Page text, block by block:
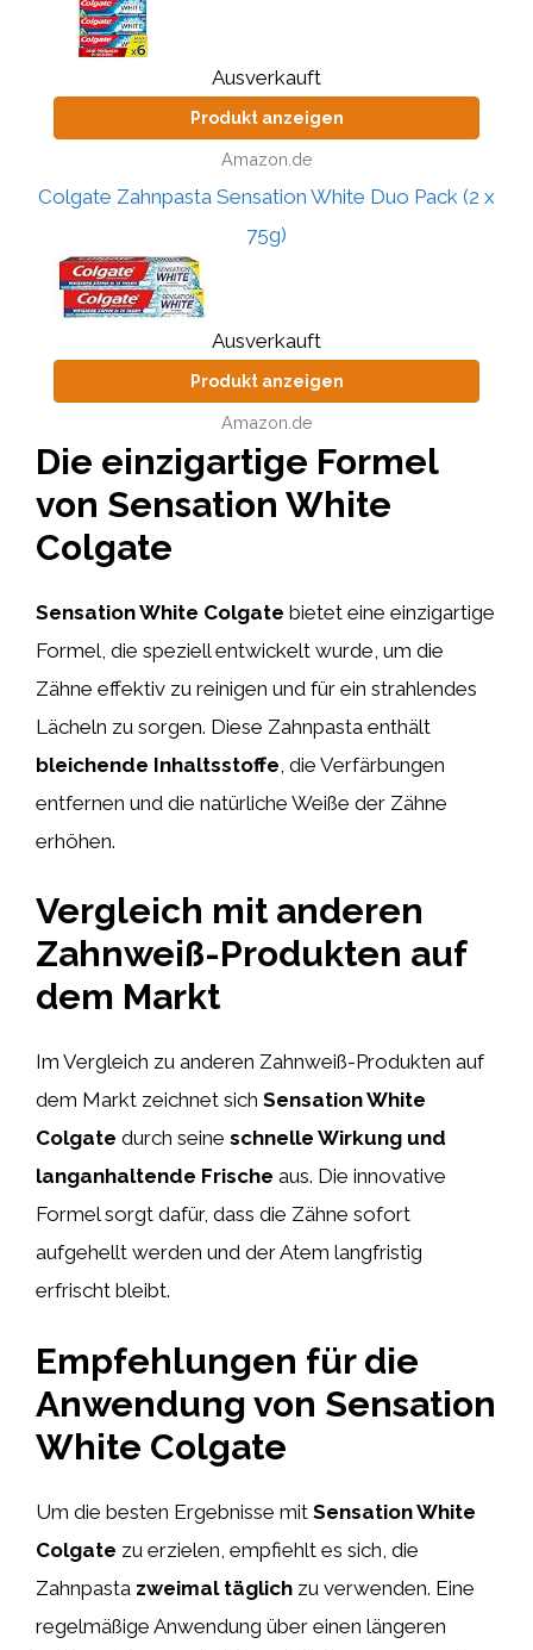
Ausverkauft
Produkt anzeigen
Amazon.de
Colgate Zahnpasta Sensation White Duo Pack (2 x
75g)
Ausverkauft
Produkt anzeigen
Amazon.de
Die einzigartige Formel
von Sensation White
Colgate
Sensation White Colgate bietet eine einzigartige
Formel, die speziell entwickelt wurde, um die
Zähne effektiv zu reinigen und für ein strahlendes
Lächeln zu sorgen. Diese Zahnpasta enthält
bleichende Inhaltsstoffe , die Verfärbungen
entfernen und die natürliche Weiße der Zähne
erhöhen.
Vergleich mit anderen
Zahnweiß-Produkten auf
dem Markt
Im Vergleich zu anderen Zahnweiß-Produkten auf
dem Markt zeichnet sich Sensation White
Colgate durch seine schnelle Wirkung und
langanhaltende Frische aus. Die innovative
Formel sorgt dafür, dass die Zähne sofort
aufgehellt werden und der Atem langfristig
erfrischt bleibt.
Empfehlungen für die
Anwendung von Sensation
White Colgate
Um die besten Ergebnisse mit Sensation White
Colgate zu erzielen, empfiehlt es sich, die
Zahnpasta zweimal täglich zu verwenden. Eine
regelmäßige Anwendung über einen längeren